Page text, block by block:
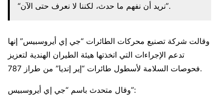
“نريد أن نفهم ما حدث، لكننا لا نعرف حتى الآن”.
وقالت شركة تصنيع محركات الطائرات “جي إي أيروسبيس” إنها
تدعم الإجراءات التي اتخذتها هيئة الطيران الهندية لتعزيز
فحوصات السلامة لأسطول طائرات “إير إنديا” من طراز 787.
وقال متحدث باسم “جي إي أيروسبيس”: